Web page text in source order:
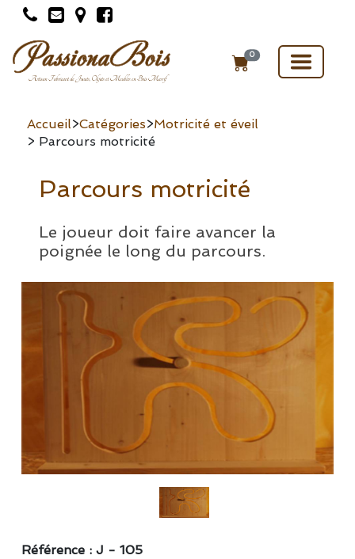
Toggle
0
Accueil>Catégories>Motricité et éveil
> Parcours motricité
Parcours motricité
Le joueur doit faire avancer la
poignée le long du parcours.
Référence : J - 105